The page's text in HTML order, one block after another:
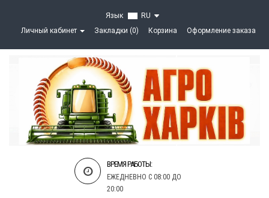
Язык
RU
Личный кабинет
Закладки (0) Корзина Оформление заказа
ВРЕМЯ РАБОТЫ:
ЕЖЕДНЕВНО С 08:00 ДО
20:00